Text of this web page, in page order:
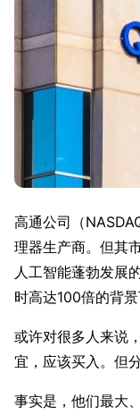
高通公司（
理器生产商。但其
人工智能蓬勃发展
时高达100倍的背
或许对很多人来说
宜，应该买入。但
事实是，他们最大